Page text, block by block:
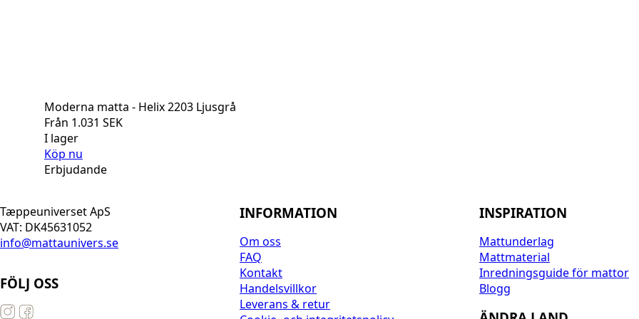
Moderna matta - Helix 2203 Ljusgrå
Från 1.031 SEK
I lager
Köp nu
Erbjudande
Tæppeuniverset ApS
VAT: DK45631052
info@mattaunivers.se
FÖLJ OSS
INFORMATION
Om oss
FAQ
Kontakt
Handelsvillkor
Leverans & retur
INSPIRATION
Mattunderlag
Mattmaterial
Inredningsguide för mattor
Blogg